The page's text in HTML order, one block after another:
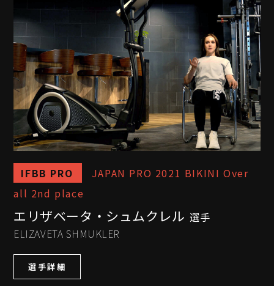
IFBB PRO
JAPAN PRO 2021 BIKINI Over
all 2nd place
エリザベータ・シュムクレル 選手
ELIZAVETA SHMUKLER
選手詳細